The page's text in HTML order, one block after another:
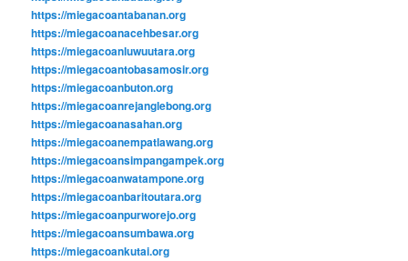
https://miegacoantabanan.org
https://miegacoanacehbesar.org
https://miegacoanluwuutara.org
https://miegacoantobasamosir.org
https://miegacoanbuton.org
https://miegacoanrejanglebong.org
https://miegacoanasahan.org
https://miegacoanempatlawang.org
https://miegacoansimpangampek.org
https://miegacoanwatampone.org
https://miegacoanbaritoutara.org
https://miegacoanpurworejo.org
https://miegacoansumbawa.org
https://miegacoankutai.org